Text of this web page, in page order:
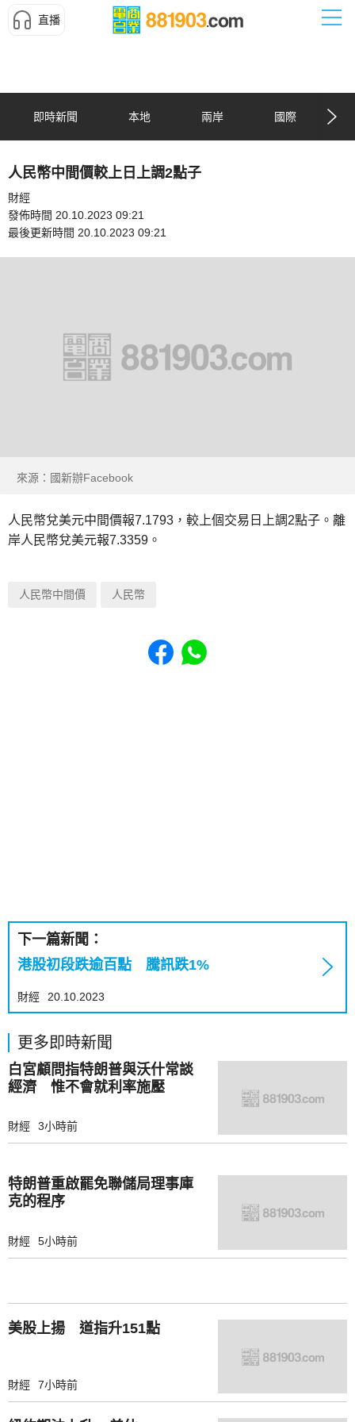
直播
即時新聞 本地 兩岸 國際
人民幣中間價較上日上調2點子
財經
發佈時間 20.10.2023 09:21
最後更新時間 20.10.2023 09:21
來源：國新辦Facebook
人民幣兌美元中間價報7.1793，較上個交易日上調2點子。離
岸人民幣兌美元報7.3359。
人民幣中間價 人民幣
Share to Facebook
Share to WhatsApp
下一篇新聞：
港股初段跌逾百點 騰訊跌1%
財經 20.10.2023
更多即時新聞
白宮顧問指特朗普與沃什常談
經濟 惟不會就利率施壓
財經 3小時前
特朗普重啟罷免聯儲局理事庫
克的程序
財經 5小時前
美股上揚 道指升151點
財經 7小時前